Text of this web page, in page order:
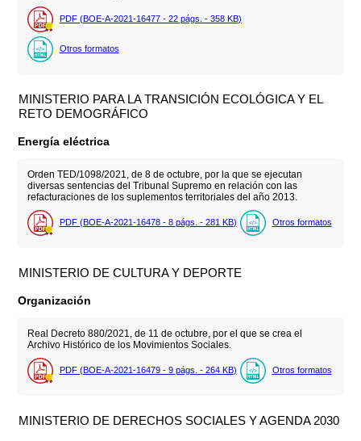
PDF (BOE-A-2021-16477 - 22 págs. - 358 KB)
Otros formatos
MINISTERIO PARA LA TRANSICIÓN ECOLÓGICA Y EL
RETO DEMOGRÁFICO
Energía eléctrica
Orden TED/1098/2021, de 8 de octubre, por la que se ejecutan
diversas sentencias del Tribunal Supremo en relación con las
refacturaciones de los suplementos territoriales del año 2013.
PDF (BOE-A-2021-16478 - 8 págs. - 281 KB) Otros formatos
MINISTERIO DE CULTURA Y DEPORTE
Organización
Real Decreto 880/2021, de 11 de octubre, por el que se crea el
Archivo Histórico de los Movimientos Sociales.
PDF (BOE-A-2021-16479 - 9 págs. - 264 KB) Otros formatos
MINISTERIO DE DERECHOS SOCIALES Y AGENDA 2030